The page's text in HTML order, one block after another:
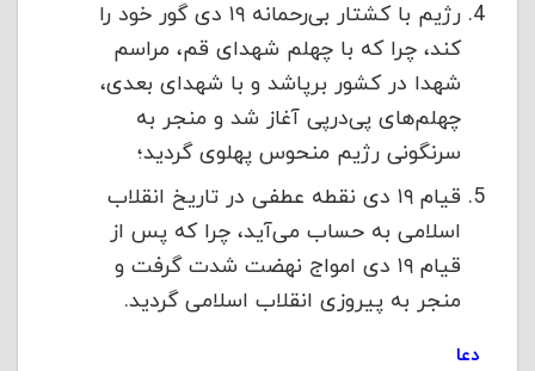
رژیم با کشتار بی‌رحمانه ۱۹ دی گور خود را
کند، چرا که با چهلم شهدای قم، مراسم
شهدا در کشور برپاشد و با شهدای بعدی،
چهلم‌های پی‌درپی آغاز شد و منجر به
سرنگونی رژیم منحوس پهلوی گردید؛
قیام ۱۹ دی نقطه عطفی در تاریخ انقلاب
اسلامی به حساب می‌آید، چرا که پس از
قیام ۱۹ دی امواج نهضت شدت گرفت و
منجر به پیروزی انقلاب اسلامی گردید.
دعا